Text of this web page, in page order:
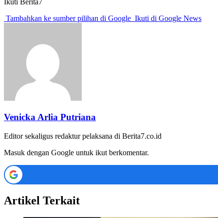
Ikuti Berita7
Tambahkan ke sumber pilihan di Google Ikuti di Google News
Venicka Arlia Putriana
Editor sekaligus redaktur pelaksana di Berita7.co.id
Masuk dengan Google untuk ikut berkomentar.
Artikel Terkait